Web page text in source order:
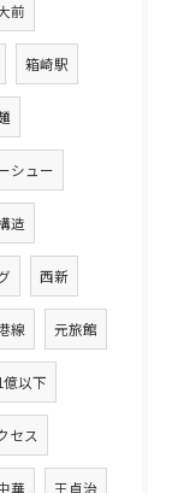
前
箱崎駅
シュー
造
西新
線 元旅館
億以下
セス
華 王貞治